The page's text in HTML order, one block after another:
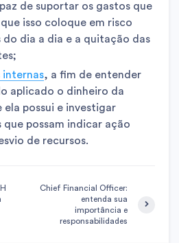
de suportar os gastos que
isso coloque em risco
do dia a dia e a quitação das
internas, a fim de entender
aplicado o dinheiro da
ela possui e investigar
que possam indicar ação
de recursos.
Chief Financial Officer:
entenda sua
importância e
responsabilidades